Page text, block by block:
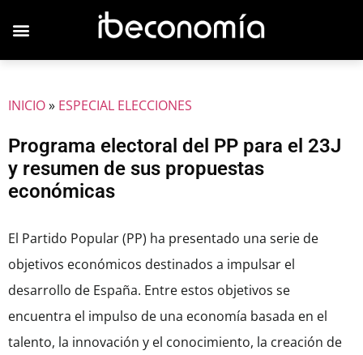
INICIO» ESPECIAL ELECCIONES
Programa electoral del PP para el 23J
y resumen de sus propuestas
económicas
El Partido Popular (PP) ha presentado una serie de
objetivos económicos destinados a impulsar el
desarrollo de España. Entre estos objetivos se
encuentra el impulso de una economía basada en el
talento, la innovación y el conocimiento, la creación de